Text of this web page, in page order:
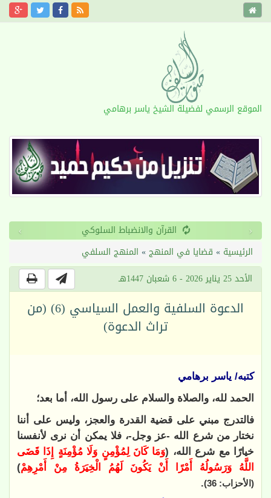
الموقع الرسمي لفضيلة الشيخ ياسر برهامي
القرآن والانضباط السلوكي ‹
›
الرئيسية » قضايا في المنهج» المنهج السلفي
الأحد 25 يناير 2026 - 6 شعبان 1447هـ
الدعوة السلفية والعمل السياسي (6) (من
تراث الدعوة)
كتبه/ ياسر برهامي
الحمد لله، والصلاة والسلام على رسول الله، أما بعد؛
فالتدرج مبني على قضية القدرة والعجز، وليس على أننا
نختار من شرع الله -عز وجل-، فلا يمكن أن نرى لأنفسنا
خيارًا مع شرع الله، (وَمَا كَانَ لِمُؤْمِنٍ وَلَا مُؤْمِنَةٍ إِذَا قَضَى
اللَّهُ وَرَسُولُهُ أَمْرًا أَنْ يَكُونَ لَهُمُ الْخِيَرَةُ مِنْ أَمْرِهِمْ)
(الأحزاب: 36)
.